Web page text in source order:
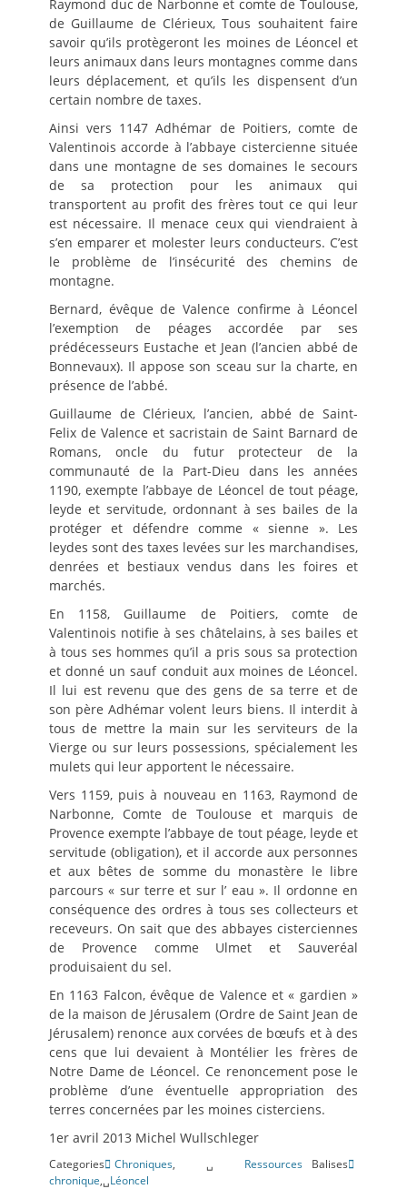
Raymond duc de Narbonne et comte de Toulouse,
de Guillaume de Clérieux, Tous souhaitent faire
savoir qu’ils protègeront les moines de Léoncel et
leurs animaux dans leurs montagnes comme dans
leurs déplacement, et qu’ils les dispensent d’un
certain nombre de taxes.
Ainsi vers 1147 Adhémar de Poitiers, comte de
Valentinois accorde à l’abbaye cistercienne située
dans une montagne de ses domaines le secours
de sa protection pour les animaux qui
transportent au profit des frères tout ce qui leur
est nécessaire. Il menace ceux qui viendraient à
s’en emparer et molester leurs conducteurs. C’est
le problème de l’insécurité des chemins de
montagne.
Bernard, évêque de Valence confirme à Léoncel
l’exemption de péages accordée par ses
prédécesseurs Eustache et Jean (l’ancien abbé de
Bonnevaux). Il appose son sceau sur la charte, en
présence de l’abbé.
Guillaume de Clérieux, l’ancien, abbé de Saint-
Felix de Valence et sacristain de Saint Barnard de
Romans, oncle du futur protecteur de la
communauté de la Part-Dieu dans les années
1190, exempte l’abbaye de Léoncel de tout péage,
leyde et servitude, ordonnant à ses bailes de la
protéger et défendre comme « sienne ». Les
leydes sont des taxes levées sur les marchandises,
denrées et bestiaux vendus dans les foires et
marchés.
En 1158, Guillaume de Poitiers, comte de
Valentinois notifie à ses châtelains, à ses bailes et
à tous ses hommes qu’il a pris sous sa protection
et donné un sauf conduit aux moines de Léoncel.
Il lui est revenu que des gens de sa terre et de
son père Adhémar volent leurs biens. Il interdit à
tous de mettre la main sur les serviteurs de la
Vierge ou sur leurs possessions, spécialement les
mulets qui leur apportent le nécessaire.
Vers 1159, puis à nouveau en 1163, Raymond de
Narbonne, Comte de Toulouse et marquis de
Provence exempte l’abbaye de tout péage, leyde et
servitude (obligation), et il accorde aux personnes
et aux bêtes de somme du monastère le libre
parcours « sur terre et sur l’ eau ». Il ordonne en
conséquence des ordres à tous ses collecteurs et
receveurs. On sait que des abbayes cisterciennes
de Provence comme Ulmet et Sauveréal
produisaient du sel.
En 1163 Falcon, évêque de Valence et « gardien »
de la maison de Jérusalem (Ordre de Saint Jean de
Jérusalem) renonce aux corvées de bœufs et à des
cens que lui devaient à Montélier les frères de
Notre Dame de Léoncel. Ce renoncement pose le
problème d’une éventuelle appropriation des
terres concernées par les moines cisterciens.
1er avril 2013 Michel Wullschleger
Categories Chroniques,␣ Ressources
Balises
chronique,␣Léoncel